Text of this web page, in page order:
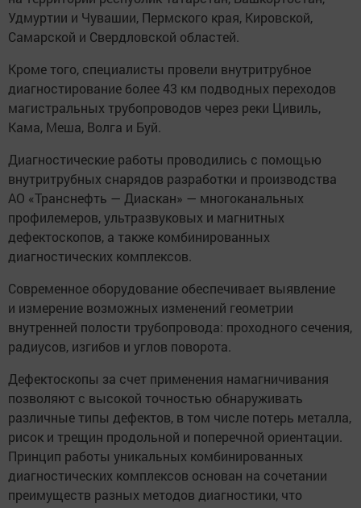
Удмуртии и Чувашии, Пермского края, Кировской,
Самарской и Свердловской областей.
Кроме того, специалисты провели внутритрубное
диагностирование более 43 км подводных переходов
магистральных трубопроводов через реки Цивиль,
Кама, Меша, Волга и Буй.
Диагностические работы проводились с помощью
внутритрубных снарядов разработки и производства
АО «Транснефть — Диаскан» — многоканальных
профилемеров, ультразвуковых и магнитных
дефектоскопов, а также комбинированных
диагностических комплексов.
Современное оборудование обеспечивает выявление
и измерение возможных изменений геометрии
внутренней полости трубопровода: проходного сечения,
радиусов, изгибов и углов поворота.
Дефектоскопы за счет применения намагничивания
позволяют с высокой точностью обнаруживать
различные типы дефектов, в том числе потерь металла,
рисок и трещин продольной и поперечной ориентации.
Принцип работы уникальных комбинированных
диагностических комплексов основан на сочетании
преимуществ разных методов диагностики, что